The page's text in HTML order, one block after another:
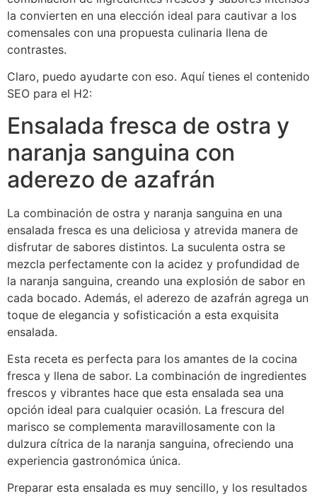
la convierten en una elección ideal para cautivar a los
comensales con una propuesta culinaria llena de
contrastes.
Claro, puedo ayudarte con eso. Aquí tienes el contenido
SEO para el H2:
Ensalada fresca de ostra y
naranja sanguina con
aderezo de azafrán
La combinación de ostra y naranja sanguina en una
ensalada fresca es una deliciosa y atrevida manera de
disfrutar de sabores distintos. La suculenta ostra se
mezcla perfectamente con la acidez y profundidad de
la naranja sanguina, creando una explosión de sabor en
cada bocado. Además, el aderezo de azafrán agrega un
toque de elegancia y sofisticación a esta exquisita
ensalada.
Esta receta es perfecta para los amantes de la cocina
fresca y llena de sabor. La combinación de ingredientes
frescos y vibrantes hace que esta ensalada sea una
opción ideal para cualquier ocasión. La frescura del
marisco se complementa maravillosamente con la
dulzura cítrica de la naranja sanguina, ofreciendo una
experiencia gastronómica única.
Preparar esta ensalada es muy sencillo, y los resultados